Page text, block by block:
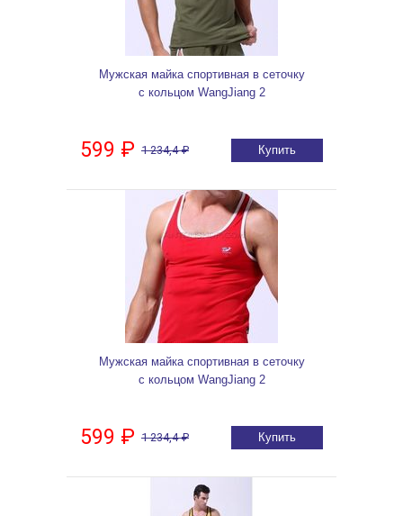
Мужская майка спортивная в сеточку
с кольцом WangJiang 2
599 ₽ 1 234,4 ₽ Купить
Мужская майка спортивная в сеточку
с кольцом WangJiang 2
599 ₽ 1 234,4 ₽ Купить